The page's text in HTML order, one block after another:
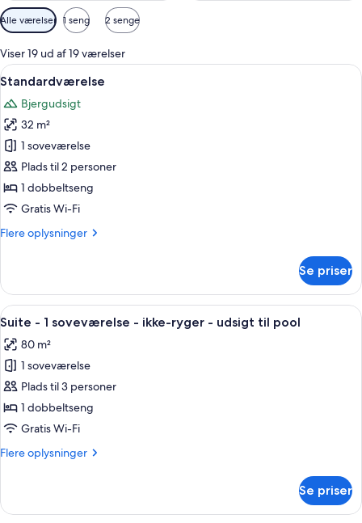
Tilgængelige
filtre
for
værelser
Alle værelser 1 seng 2 senge
Viser 19 ud af 19 værelser
Indlæs
alle
billeder
af
Standardværelse
Et hotelværelse med en stor seng,
6
Standardværelse
Bjergudsigt
32 m²
1 soveværelse
Plads til 2 personer
1 dobbeltseng
Gratis Wi-Fi
Flere oplysninger
Flere
Se priser
Indlæs
alle
billeder
af
Suite
-
1
-
Et hotelværelse med seng, fjernsyn,
7
Suite - 1 soveværelse - ikke-ryger - udsigt til pool
80 m²
1 soveværelse
Plads til 3 personer
1 dobbeltseng
Gratis Wi-Fi
Flere oplysninger
Flere
-
Se priser